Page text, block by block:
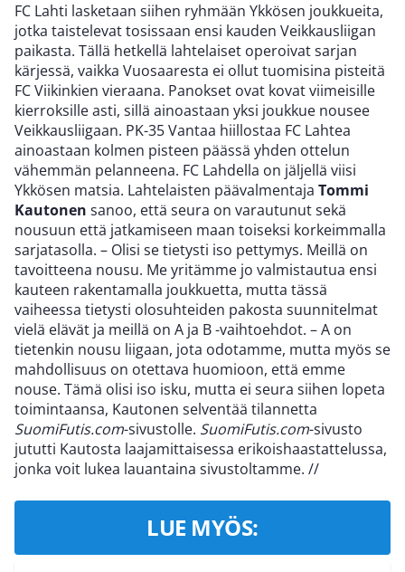
FC Lahti lasketaan siihen ryhmään Ykkösen joukkueita,
jotka taistelevat tosissaan ensi kauden Veikkausliigan
paikasta. Tällä hetkellä lahtelaiset operoivat sarjan
kärjessä, vaikka Vuosaaresta ei ollut tuomisina pisteitä
FC Viikinkien vieraana. Panokset ovat kovat viimeisille
kierroksille asti, sillä ainoastaan yksi joukkue nousee
Veikkausliigaan. PK-35 Vantaa hiillostaa FC Lahtea
ainoastaan kolmen pisteen päässä yhden ottelun
vähemmän pelanneena. FC Lahdella on jäljellä viisi
Ykkösen matsia. Lahtelaisten päävalmentaja Tommi
Kautonen sanoo, että seura on varautunut sekä
nousuun että jatkamiseen maan toiseksi korkeimmalla
sarjatasolla. – Olisi se tietysti iso pettymys. Meillä on
tavoitteena nousu. Me yritämme jo valmistautua ensi
kauteen rakentamalla joukkuetta, mutta tässä
vaiheessa tietysti olosuhteiden pakosta suunnitelmat
vielä elävät ja meillä on A ja B -vaihtoehdot. – A on
tietenkin nousu liigaan, jota odotamme, mutta myös se
mahdollisuus on otettava huomioon, että emme
nouse. Tämä olisi iso isku, mutta ei seura siihen lopeta
toimintaansa, Kautonen selventää tilannetta
SuomiFutis.com-sivustolle. SuomiFutis.com-sivusto
jututti Kautosta laajamittaisessa erikoishaastattelussa,
jonka voit lukea lauantaina sivustoltamme. //
LUE MYÖS: